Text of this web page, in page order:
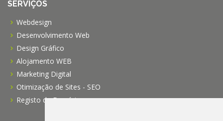
SERVIÇOS
Webdesign
Desenvolvimento Web
Design Gráfico
Alojamento WEB
Marketing Digital
Otimização de Sites - SEO
Registo de Domínios